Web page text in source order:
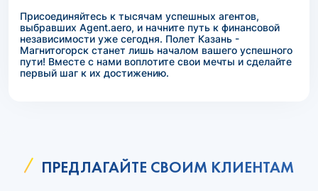
Присоединяйтесь к тысячам успешных агентов,
выбравших Agent.aero, и начните путь к финансовой
независимости уже сегодня. Полет Казань -
Магнитогорск станет лишь началом вашего успешного
пути! Вместе с нами воплотите свои мечты и сделайте
первый шаг к их достижению.
ПРЕДЛАГАЙТЕ СВОИМ КЛИЕНТАМ